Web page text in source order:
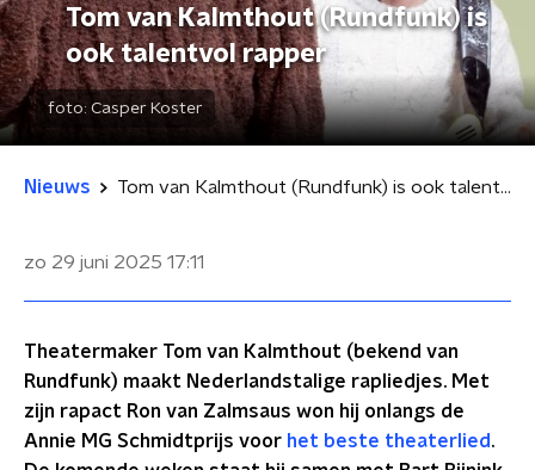
Tom van Kalmthout (Rundfunk) is
ook talentvol rapper
foto: Casper Koster
Nieuws Tom van Kalmthout (Rundfunk) is ook talentvol rapper
zo 29 juni 2025 17:11
Theatermaker Tom van Kalmthout (bekend van
Rundfunk) maakt Nederlandstalige rapliedjes. Met
zijn rapact Ron van Zalmsaus won hij onlangs de
Annie MG Schmidtprijs voor het beste theaterlied.